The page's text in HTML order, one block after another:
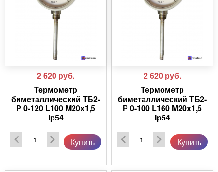
2 620 руб.
Термометр
биметаллический ТБ2-
Р 0-120 L100 M20x1,5
Ip54
Купить
2 620 руб.
Термометр
биметаллический ТБ2-
Р 0-100 L160 M20x1,5
Ip54
Купить